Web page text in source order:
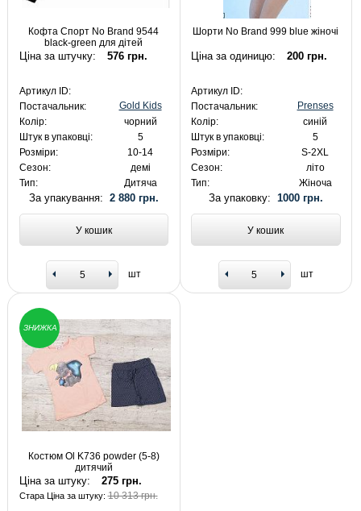
Кофта Спорт No Brand 9544
black-green для дітей
Ціна за штучку: 576 грн.
Артикул ID:
Постачальник:
Gold Kids
Колір:
чорний
Штук в упаковці:
5
Розміри:
10-14
Сезон:
демі
Тип:
Дитяча
За упакування: 2 880 грн.
У кошик
шт
Шорти No Brand 999 blue жіночі
Ціна за одиницю: 200 грн.
Артикул ID:
Постачальник:
Prenses
Колір:
синій
Штук в упаковці:
5
Розміри:
S-2XL
Сезон:
літо
Тип:
Жіноча
За упаковку: 1000 грн.
У кошик
шт
ЗНИЖКА
Костюм Ol K736 powder (5-8)
дитячий
Ціна за штуку: 275 грн.
Стара Ціна за штуку:10 313 грн.